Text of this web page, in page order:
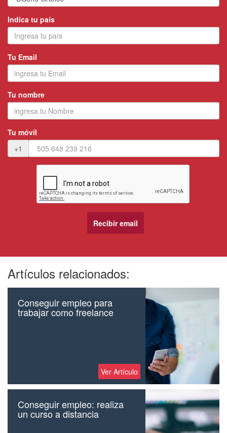
Indica tu país
Tu Email
Tu nombre
Tu móvil
+1
Artículos relacionados:
Conseguir empleo para
trabajar como freelance
Ver Artículo
Conseguir empleo: realiza
un curso a distancia